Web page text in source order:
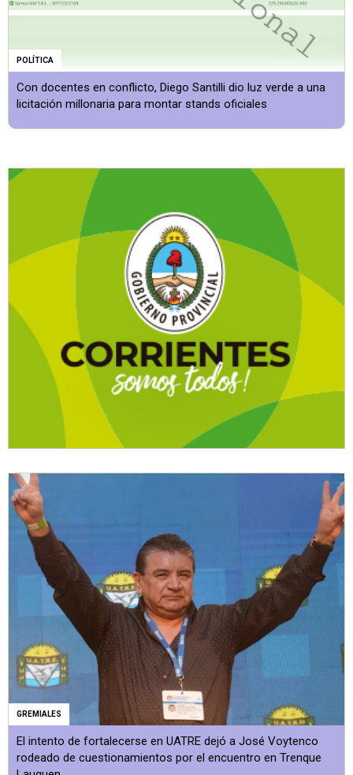
POLÍTICA
Con docentes en conflicto, Diego Santilli dio luz verde a una
licitación millonaria para montar stands oficiales
GREMIALES
El intento de fortalecerse en UATRE dejó a José Voytenco
rodeado de cuestionamientos por el encuentro en Trenque